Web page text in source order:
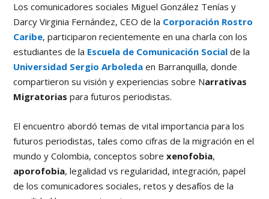
Los comunicadores sociales Miguel González Tenías y
Darcy Virginia Fernández, CEO de la Corporación Rostro
Caribe, participaron recientemente en una charla con los
estudiantes de la Escuela de Comunicación Social de la
Universidad Sergio Arboleda en Barranquilla, donde
compartieron su visión y experiencias sobre Narrativas
Migratorias para futuros periodistas.
El encuentro abordó temas de vital importancia para los
futuros periodistas, tales como cifras de la migración en el
mundo y Colombia, conceptos sobrexenofobia,
aporofobia, legalidad vs regularidad, integración, papel
de los comunicadores sociales, retos y desafíos de la